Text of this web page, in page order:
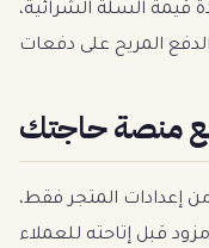
السلة الشرائية،
منصة حاجتك
المتجر فقط،